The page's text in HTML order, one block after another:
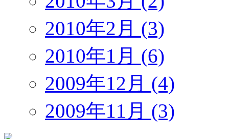
2010年2月 (3)
2010年1月 (6)
2009年12月 (4)
2009年11月 (3)